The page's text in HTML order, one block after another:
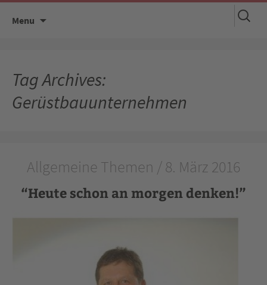
Menu
Suchen
nach:
Tag Archives:
Gerüstbauunternehmen
Allgemeine Themen / 8. März 2016
“Heute schon an morgen denken!”